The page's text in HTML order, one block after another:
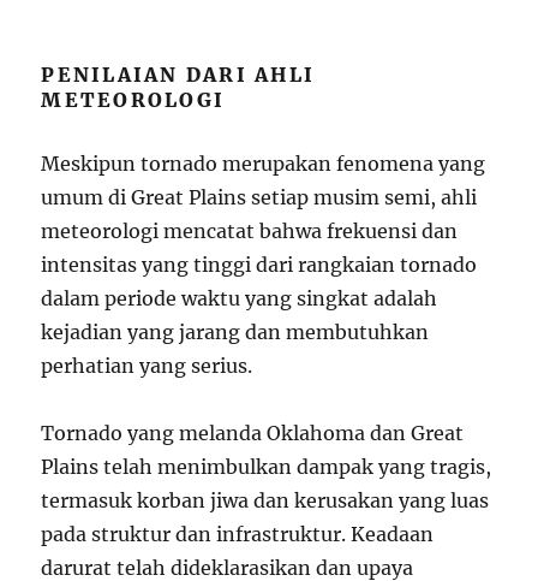
PENILAIAN DARI AHLI
METEOROLOGI
Meskipun tornado merupakan fenomena yang
umum di Great Plains setiap musim semi, ahli
meteorologi mencatat bahwa frekuensi dan
intensitas yang tinggi dari rangkaian tornado
dalam periode waktu yang singkat adalah
kejadian yang jarang dan membutuhkan
perhatian yang serius.
Tornado yang melanda Oklahoma dan Great
Plains telah menimbulkan dampak yang tragis,
termasuk korban jiwa dan kerusakan yang luas
pada struktur dan infrastruktur. Keadaan
darurat telah dideklarasikan dan upaya